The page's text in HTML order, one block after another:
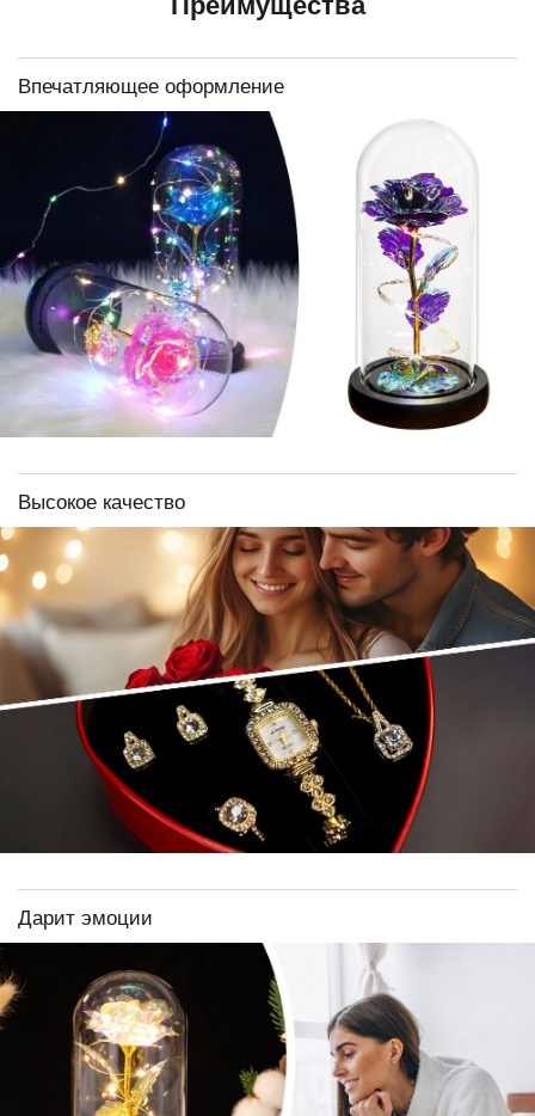
Впечатляющее оформление
Высокое качество
Дарит эмоции